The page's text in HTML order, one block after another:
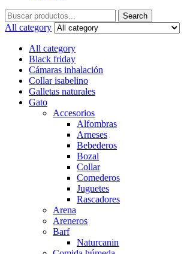
Search
for:
Search
All category
All category
Black friday
Cámaras inhalación
Collar isabelino
Galletas naturales
Gato
Accesorios
Alfombras
Arneses
Bebederos
Bozal
Collar
Comederos
Juguetes
Rascadores
Arena
Areneros
Barf
Naturcanin